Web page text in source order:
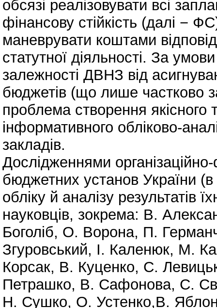
обсязі реалізовувати всі
фінансову стійкість (далі −
маневрувати коштами
статутної діяльності. За умови
залежності ДВНЗ від
бюджетів (що лише частково
проблема створення якісного
інформативного обліково-
закладів.
Дослідженнями
бюджетних установ України
обліку й аналізу результатів
науковців, зокрема: В.
Боголіб, О. Ворона, П.
Згуровський, І. Каленюк, М.
Корсак, В. Куценко, С.
Петрашко, В. Сафонова, С.
Н. Сушко, О. Устенко,В.